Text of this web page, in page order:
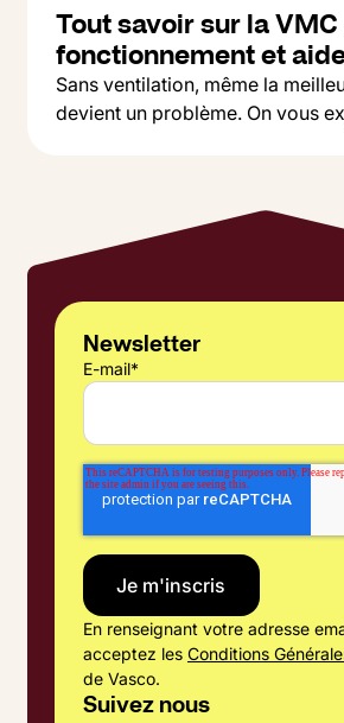
Tout savoir sur la
fonctionnement et
Sans ventilation, même la
devient un problème. On vous
Newsletter
E-mail*
En renseignant votre adresse
acceptez les Conditions
de Vasco.
Suivez nous